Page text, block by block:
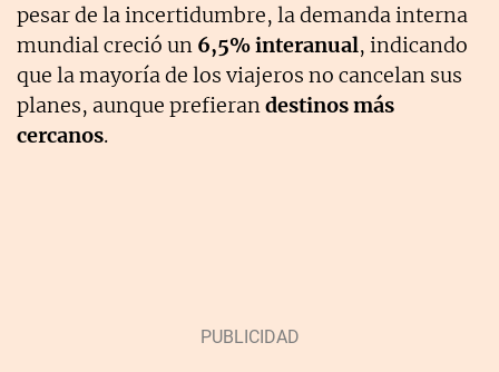
pesar de la incertidumbre, la demanda interna
mundial creció un 6,5% interanual, indicando
que la mayoría de los viajeros no cancelan sus
planes, aunque prefierandestinos más
cercanos.